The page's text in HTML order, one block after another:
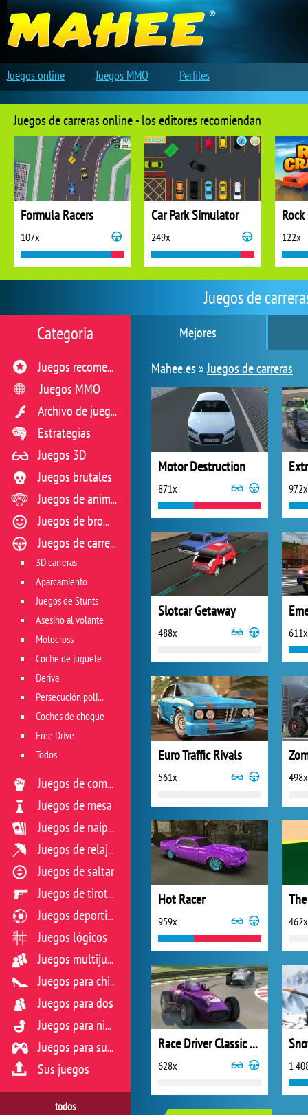
Juegos de
Mejores
Mahee.es »Juegos de carreras
Motor Destruction
871x 972x
Slotcar Getaway
488x 611x
Euro Traffic Rivals
561x 498x
Hot Racer
959x 462x
Race Driver Classic Stars
628x 1
Categoria
Juegos recomendados
Juegos MMO
Archivo de juegos flash
Estrategias
Juegos 3D
Juegos brutales
Juegos de animales
Juegos de broma
Juegos de carreras
3D carreras
Aparcamiento
Juegos de Stunts
Asesino al volante
Motocross
Coche de juguete
Deriva
Persecución policial
Coches de choque
Free Drive
Todos
Juegos de combate
Juegos de mesa
Juegos de naipes
Juegos de relajación
Juegos de saltar
Juegos de tiroteo
Juegos deportivos
Juegos lógicos
Juegos multijugador
Juegos para chicas
Juegos para dos
Juegos para niños
Juegos para sus reflejos
Sus juegos
todos
Juegos de carreras online - los editores recomiendan
Formula Racers
107x
Car Park Simulator
249x 122x
Juegos online Juegos MMO Perfiles